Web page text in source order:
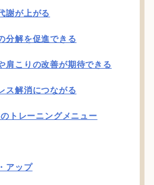
謝が上がる
解を促進できる
こりの改善が期待できる
解消につながる
トレーニングメニュー
アップ